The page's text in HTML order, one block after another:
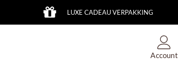
LUXE CADEAU VERPAKKING
Account